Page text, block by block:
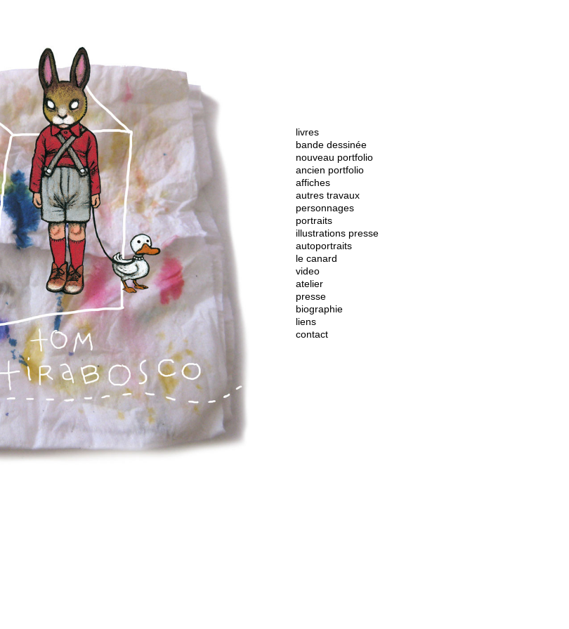
livres
bande dessinée
nouveau portfolio
ancien portfolio
affiches
autres travaux
personnages
portraits
illustrations presse
autoportraits
le canard
video
atelier
presse
biographie
liens
contact